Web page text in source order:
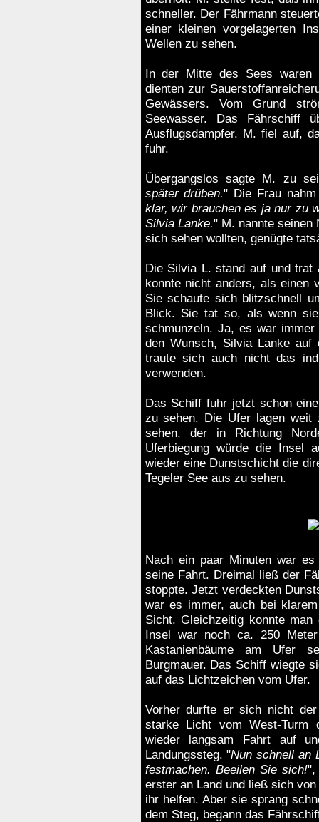
schneller. Der Fährmann
einer kleinen vorgelagerten
Wellen zu sehen.
In der Mitte des Sees waren
dienten zur
Gewässers. Vom Grund
Seewasser. Das Fährschiff
Ausflugsdampfer. M. fiel auf,
fuhr.
Übergangslos sagte M. zu
später drüben." Die Frau
klar, wir brauchen es ja nur zu
Silvia Lanke." M. nannte seinen
sich sehen wollten, genügte
Die Silvia L. stand auf und
konnte nicht anders, als einen
Sie schaute sich blitzschnell
Blick. Sie tat so, als wenn
schmunzeln. Ja, es war
den Wunsch, Silvia Lanke
traute sich auch nicht das
verwenden.
Das Schiff fuhr jetzt schon
zu sehen. Die Ufer lagen
sehen, der in Richtung
Uferbiegung würde die Insel
wieder eine Dunstschicht die
Tegeler See aus zu sehen.
Nach ein paar Minuten war
seine Fahrt. Dreimal ließ der
stoppte. Jetzt verdeckten
war es immer, auch bei
Sicht. Gleichzeitig konnte
Insel war noch ca. 250
Kastanienbäume am Ufer
Burgmauer. Das Schiff wiegte
auf das Lichtzeichen vom Ufer.
Vorher durfte er sich nicht
starke Licht vom West-Turm
wieder langsam Fahrt auf
Landungssteg. "Nun schnell an
festmachen. Beeilen Sie sich!",
erster an Land und ließ sich
ihr helfen. Aber sie sprang
dem Steg, begann das